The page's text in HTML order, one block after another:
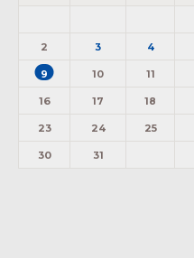
2 3 4
9 10 11
16 17 18
23 24 25
30 31